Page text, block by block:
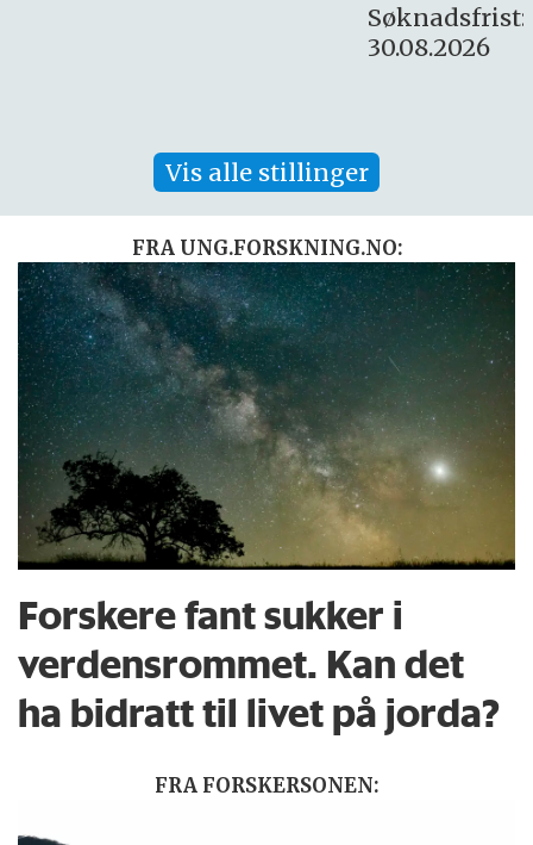
Vis alle stillinger
FRA UNG.FORSKNING.NO:
Forskere fant sukker i
verdensrommet. Kan det
ha bidratt til livet på jorda?
FRA FORSKERSONEN: